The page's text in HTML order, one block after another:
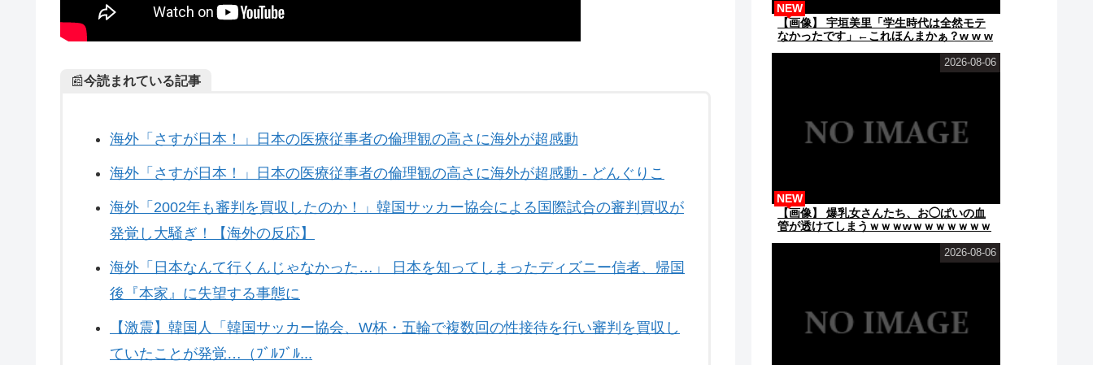
📰今読まれている記事
海外「さすが日本！」日本の医療従事者の倫理観の高さに海外が超感動
海外「さすが日本！」日本の医療従事者の倫理観の高さに海外が超感動 - どんぐりこ
海外「2002年も審判を買収したのか！」韓国サッカー協会による国際試合の審判買収が
発覚し大騒ぎ！【海外の反応】
海外「日本なんて行くんじゃなかった…」 日本を知ってしまったディズニー信者、帰国
後『本家』に失望する事態に
【激震】韓国人「韓国サッカー協会、W杯・五輪で複数回の性接待を行い審判を買収し
ていたことが発覚…（ﾌﾞﾙﾌﾞﾙ...
【画像】 宇垣美里「学生時代は全然モテ
なかったです」←これほんまかぁ？w w w
NEW
【画像】 爆乳女さんたち、お◯ぱいの血
管が透けてしまうｗｗｗwｗｗｗｗｗｗｗ
NEW
2026-08-06
2026-08-06